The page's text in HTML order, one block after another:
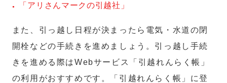
「アリさんマークの引越社」
また、引っ越し日程が決まったら電気・水道の閉
開栓などの手続きを進めましょう。引っ越し手続
きを進める際はWebサービス「引越れんらく帳」
の利用がおすすめです。「引越れんらく帳」に登